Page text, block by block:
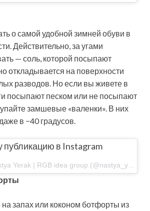
о самой удобной зимней обуви в
Действительно, за угами
— соль, которой посыпают
откладывается на поверхности
разводов. Но если вы живете в
посыпают песком или не посыпают
замшевые «валенки». В них
в −40 градусов.
публикацию в Instagram
запах или коконом ботфорты из